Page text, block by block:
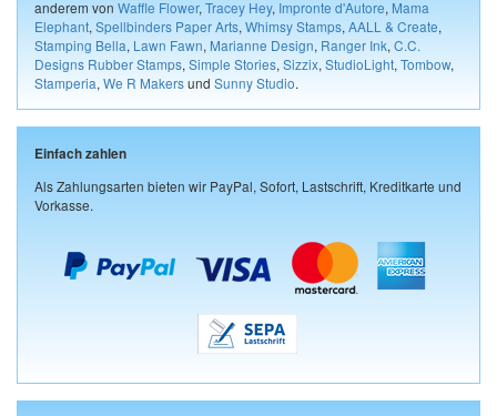
anderem von Waffle Flower, Tracey Hey, Impronte d'Autore, Mama
Elephant, Spellbinders Paper Arts, Whimsy Stamps, AALL & Create,
Stamping Bella, Lawn Fawn, Marianne Design, Ranger Ink, C.C.
Designs Rubber Stamps, Simple Stories, Sizzix, StudioLight, Tombow,
Stamperia, We R Makersund Sunny Studio.
Einfach zahlen
Als Zahlungsarten bieten wir PayPal, Sofort, Lastschrift, Kreditkarte und
Vorkasse.